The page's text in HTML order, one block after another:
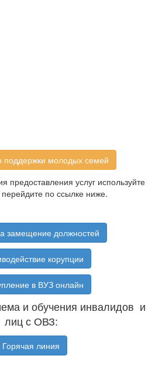
поддержки молодых семей
предоставления услуг используйте
по ссылке ниже.
замещение должностей
корупции
в ВУЗ онлайн
и обучения инвалидов и
лиц с ОВЗ:
Горячая линия